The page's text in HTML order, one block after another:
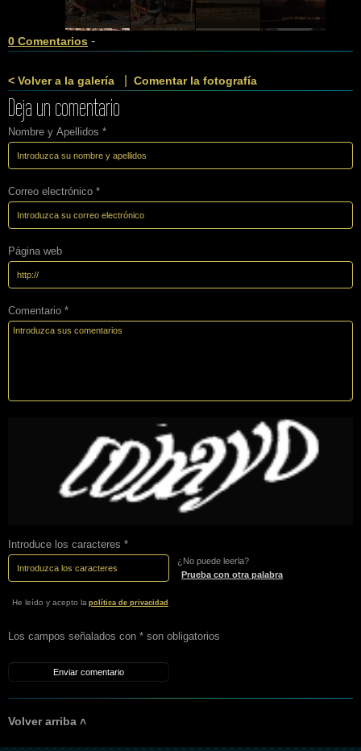
0 Comentarios -
< Volver a la galería Comentar la fotografía
Deja un comentario
Nombre y Apellidos *
Correo electrónico *
Página web
Comentario *
Introduce los caracteres *
¿No puede leerla?
Prueba con otra palabra
He leído y acepto la política de privacidad
Los campos señalados con * son obligatorios
Volver arriba ˄